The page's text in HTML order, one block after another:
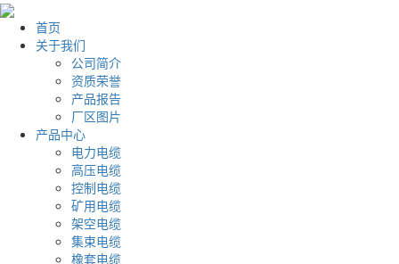
首页
关于我们
公司简介
资质荣誉
产品报告
厂区图片
产品中心
电力电缆
高压电缆
控制电缆
矿用电缆
架空电缆
集束电缆
橡套电缆